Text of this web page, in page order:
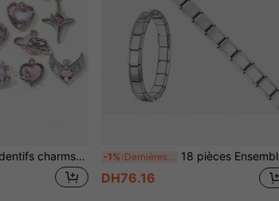
5/10/20 pièces Pendentifs charms aléatoires style Y2K rose avec papillon, soleil, lune, étoile, cœur en émail pour la fabrication de colliers, bracelets, bijoux, artisanat, porte-clés, breloques de sac -1% Dernières 8 heures 18 pièces Ensemble de démarrage de bracelets élastiques à épissure vierges, bracelet modulaire italien à épissure de base, matériau en acier inoxydable, convient pour le port quotidien ou le DIY fait main
DH76.16